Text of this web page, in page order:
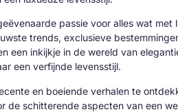
passie voor alles wat
trends, exclusieve
een inkijkje in de wereld van
een verfijnde levensstijl.
en boeiende verhalen te
de schitterende aspecten van een